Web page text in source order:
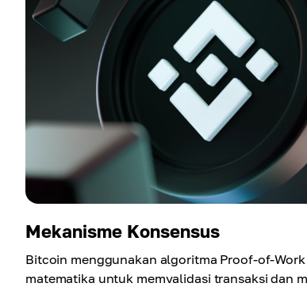
Mekanisme Konsensus
Bitcoin menggunakan algoritma Proof-of-
matematika untuk memvalidasi transaksi dan